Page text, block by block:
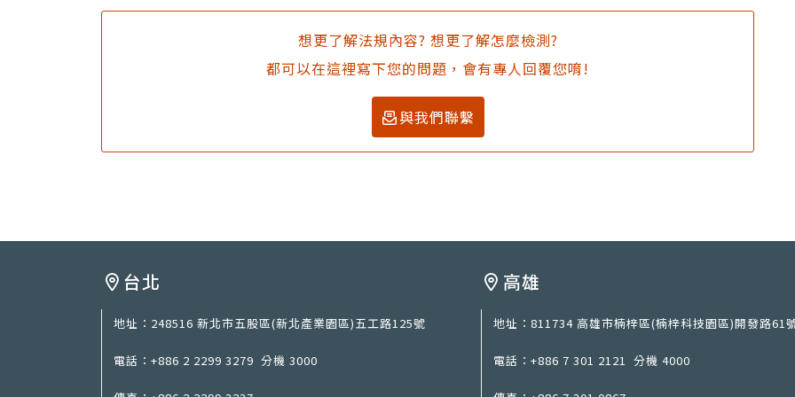
想更了解法規內容? 想更了解怎麼檢測?
都可以在這裡寫下您的問題，會有專人回覆您唷!
與我們聯繫
台北
地址： 248516 新北市五股區(新北產業園區)五工路125號
電話： +886 2 2299 3279 分機 3000
高雄
地址： 811734 高雄市楠梓區(楠梓科技園區)開發路61
電話： +886 7 301 2121 分機 4000